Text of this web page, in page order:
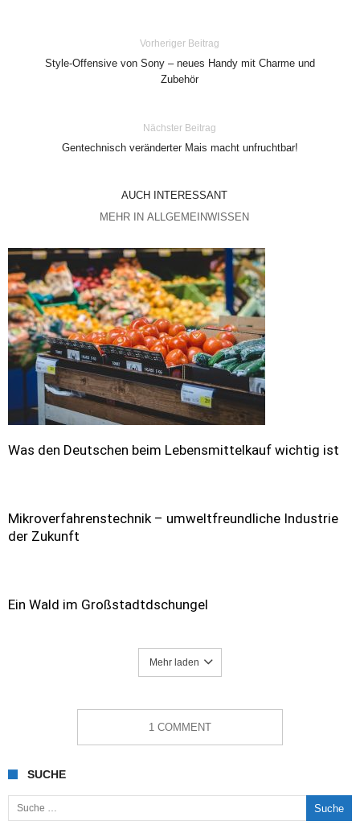
Vorheriger Beitrag
Style-Offensive von Sony – neues Handy mit Charme und
Zubehör
Nächster Beitrag
Gentechnisch veränderter Mais macht unfruchtbar!
AUCH INTERESSANT
MEHR IN ALLGEMEINWISSEN
Was den Deutschen beim Lebensmittelkauf wichtig ist
Mikroverfahrenstechnik – umweltfreundliche Industrie
der Zukunft
Ein Wald im Großstadtdschungel
Mehr laden
1 COMMENT
SUCHE
Suche nach: